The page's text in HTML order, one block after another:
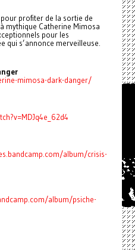
profiter de la sortie de
mythique Catherine Mimosa
pour les
qui s’annonce merveilleuse.
mimosa-dark-danger/
album/crisis-
album/psiche-